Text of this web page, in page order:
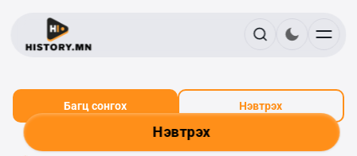
Нэвтрэх
Багц сонгох Нэвтрэх